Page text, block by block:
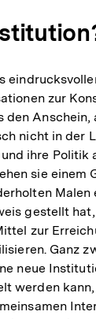
zur
den Anschein,
nicht in der
ihre Politik
sie einem
Malen
gestellt
zur
Ganz
neue
werden